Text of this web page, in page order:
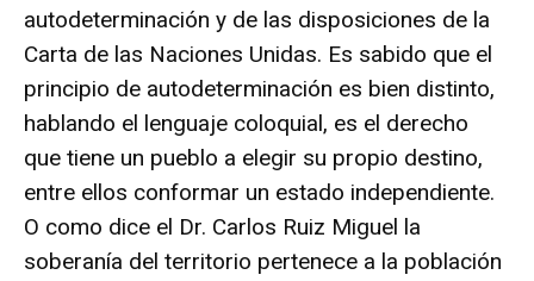
autodeterminación y de las disposiciones de la
Carta de las Naciones Unidas. Es sabido que el
principio de autodeterminación es bien distinto,
hablando el lenguaje coloquial, es el derecho
que tiene un pueblo a elegir su propio destino,
entre ellos conformar un estado independiente.
O como dice el Dr. Carlos Ruiz Miguel la
soberanía del territorio pertenece a la población